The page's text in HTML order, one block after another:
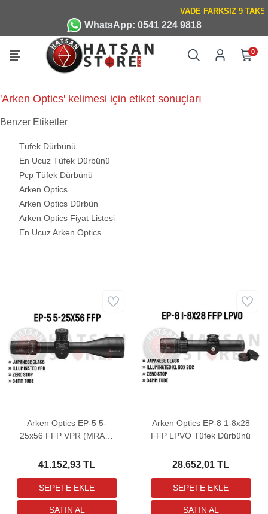
WhatsApp: 0541 224 9818
0
'Arken Optics' kelimesi için etiket sonuçları
Benzer Etiketler
Tüfek Dürbünü
En Ucuz Tüfek Dürbünü
Pcp Tüfek Dürbünü
Arken Optics
Arken Optics Dürbün
Arken Optics Fiyat Listesi
En Ucuz Arken Optics
Arken Optics EP-5 5-
25x56 FFP VPR (MRAD)
41.152,93 TL
Arken Optics EP-8 1-8x28
FFP LPVO Tüfek Dürbünü
28.652,01 TL